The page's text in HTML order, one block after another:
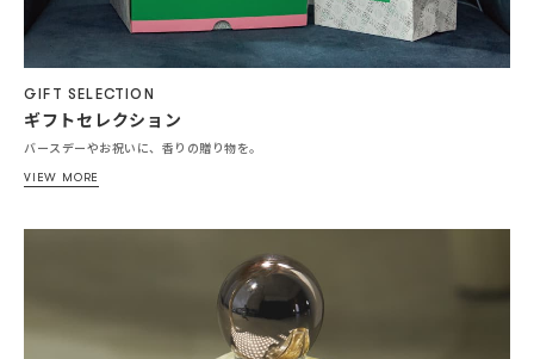
GIFT SELECTION
ギフトセレクション
バースデーやお祝いに、香りの贈り物を。
VIEW MORE